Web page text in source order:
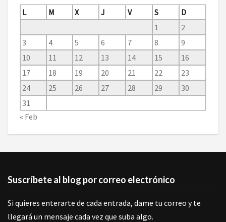
L
M X J V S
D
1
2
3
4 5 6 7 8
9
10
11 12 13 14 15
16
17
18 19 20 21 22
23
24
25 26 27 28 29
30
31
« Feb
Suscríbete al blog por correo electrónico
Si quieres enterarte de cada entrada, dame tu correo y te
llegará un mensaje cada vez que suba algo.